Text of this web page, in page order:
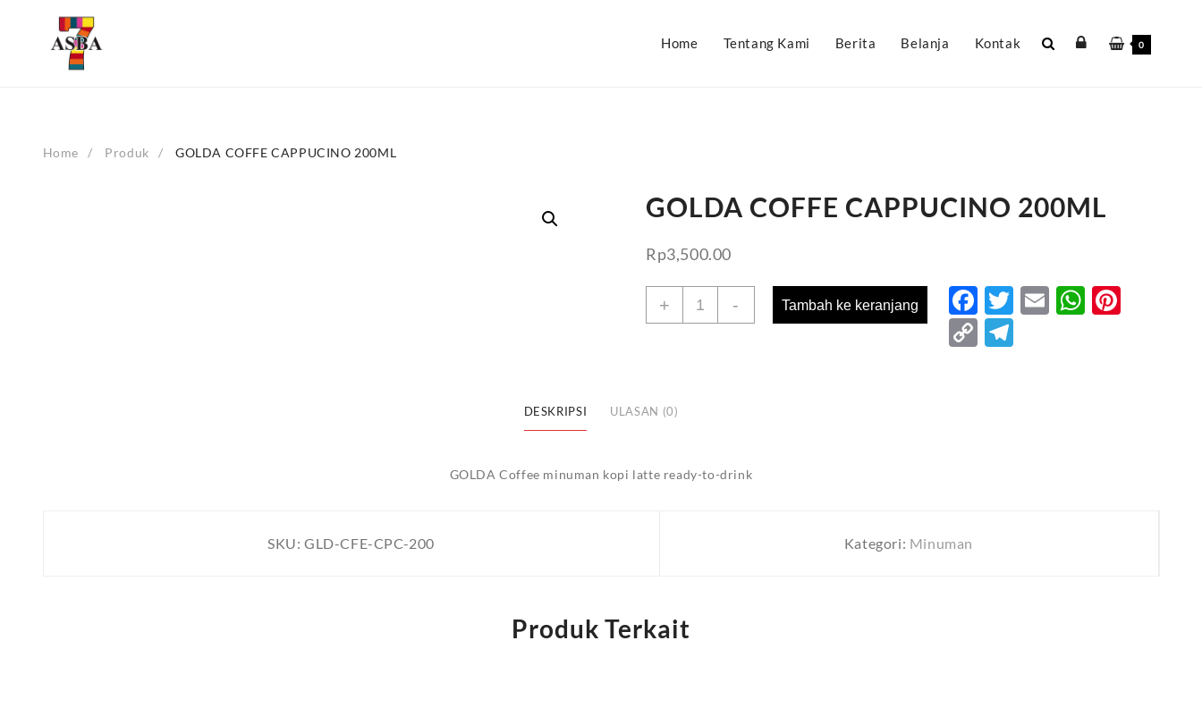
Home Tentang Kami Berita Belanja Kontak 0
Home Produk GOLDA COFFE CAPPUCINO 200ML
GOLDA COFFE CAPPUCINO 200ML
Rp3,500.00
+
Kuantitas
GOLDA
- Tambah ke keranjang Facebook
Twitter
Email
CopyTelegram
DESKRIPSI ULASAN (0)
GOLDA Coffee minuman kopi latte ready-to-drink
SKU: GLD-CFE-CPC-200 Kategori: Minuman
Produk Terkait